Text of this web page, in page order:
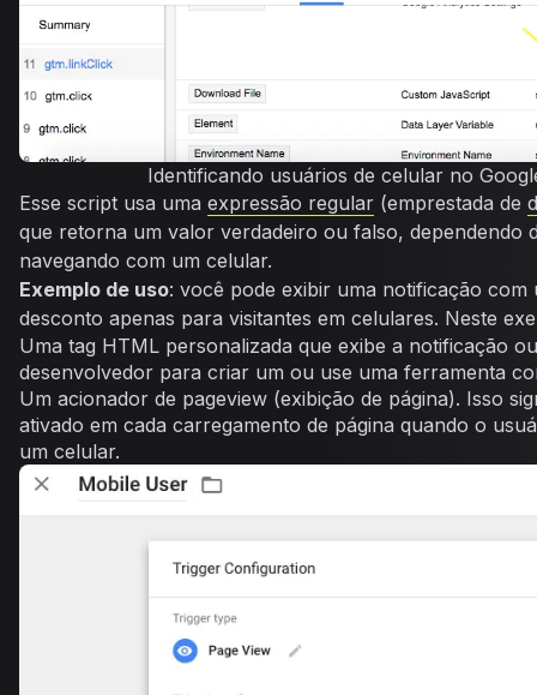
Identificando usuários de celular no
Esse script usa uma expressão regular (emprestada de
que retorna um valor verdadeiro ou falso, dependendo
navegando com um celular.
Exemplo de uso: você pode exibir uma notificação com
desconto apenas para visitantes em celulares. Neste
Uma tag HTML personalizada que exibe a notificação
desenvolvedor para criar um ou use uma ferramenta
Um acionador de pageview (exibição de página). Isso
ativado em cada carregamento de página quando o
um celular.